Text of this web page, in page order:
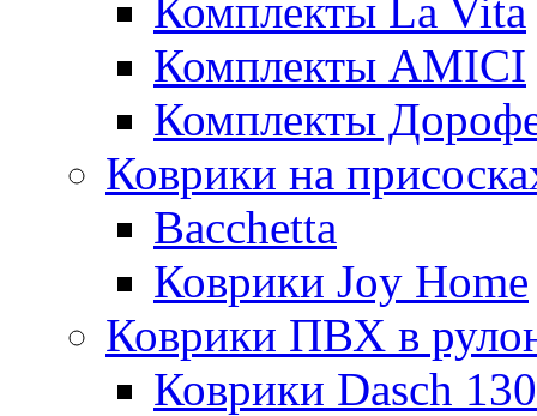
Комплекты La Vita
Комплекты AMICI
Комплекты
Коврики на
Bacchetta
Коврики Joy Home
Коврики ПВХ в
Коврики Dasch